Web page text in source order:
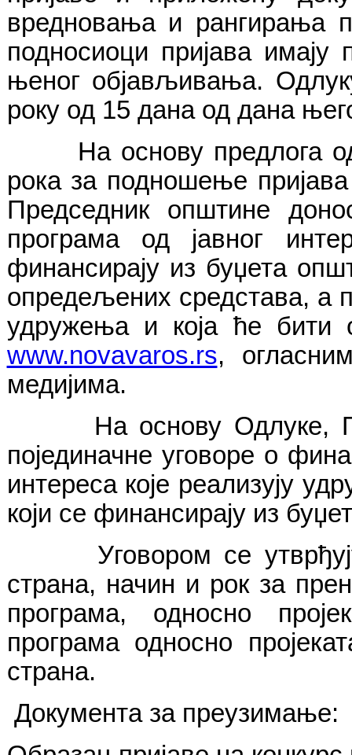
вредновања и рангирања
подносиоци пријава
њеног објављивања.
року од 15 дана од дана
На основу предлога
рока за подношење
Председник општине
програма од јавног
финансирају из буџета
опредељених средстава, а
удружења и која ће бити
www.novavaros.rs,
медијима.
На основу Одлуке,
појединачне уговоре о
интереса које реализују
који се финансирају из
Уговором се утврђују
страна, начин и рок за
програма, односно
програма односно
страна.
Документа за преузимање: